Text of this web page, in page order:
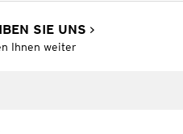
SIE UNS
Ihnen weiter